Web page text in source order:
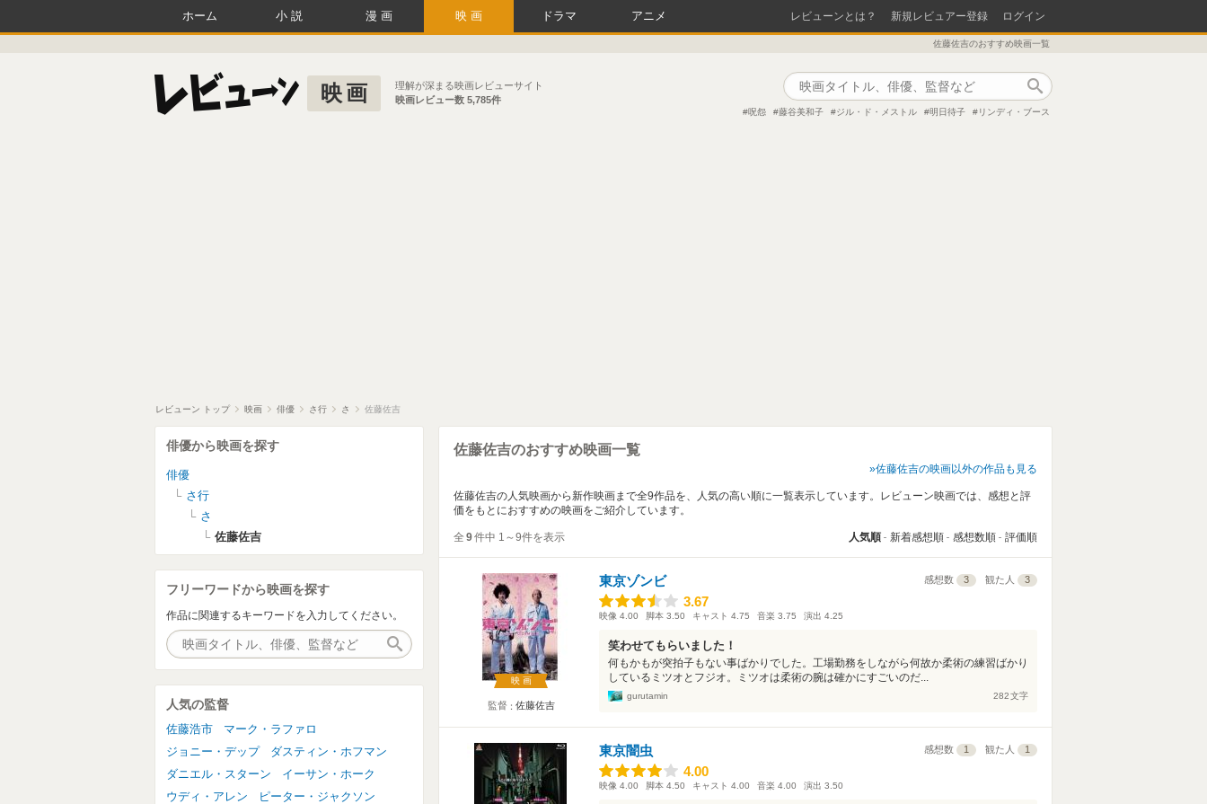
ホーム 小説 漫画 映画 ドラマ アニメ レビューンとは？ 新規レビュアー登録 ログイン
佐藤佐吉のおすすめ映画一覧
映画
理解が深まる映画レビューサイト
映画レビュー数 5,785件
呪怨 藤谷美和子 ジル・ド・メストル 明日待子 リンディ・ブース
レビューン トップ 映画 俳優 さ行 さ 佐藤佐吉
佐藤佐吉のおすすめ映画一覧
佐藤佐吉の映画以外の作品も見る
佐藤佐吉の人気映画から新作映画まで全9作品を、人気の高い順に一覧表示しています。レビューン映画では、感想と評
価をもとにおすすめの映画をご紹介しています。
全 9件中 1～9件を表示 人気順 新着感想順 感想数順 評価順
映画
監督 佐藤佐吉
東京ゾンビ 感想数 3 観た人 3
3.67
3.67
映像 4.00 脚本 3.50 キャスト 4.75 音楽 3.75 演出 4.25
笑わせてもらいました！
何もかもが突拍子もない事ばかりでした。工場勤務をしながら何故か柔術の練習ばかり
しているミツオとフジオ。ミツオは柔術の腕は確かにすごいのだ...
gurutamin 282文字
東京闇虫 感想数 1 観た人 1
4.00
4.00
映像 4.00 脚本 4.50 キャスト 4.00 音楽 4.00 演出 3.50
俳優から映画を探す
俳優
さ行
さ
佐藤佐吉
フリーワードから映画を探す
作品に関連するキーワードを入力してください。
人気の監督
佐藤浩市
マーク・ラファロ
ジョニー・デップ
ダスティン・ホフマン
ダニエル・スターン
イーサン・ホーク
ウディ・アレン
ピーター・ジャクソン